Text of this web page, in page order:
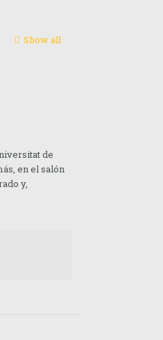
Show all
de
en el salón
y,